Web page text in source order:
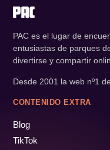
PAC es el lugar de
entusiastas de parques
divertirse y compartir
Desde 2001 la web nº1
CONTENIDO EXTRA
Blog
TikTok